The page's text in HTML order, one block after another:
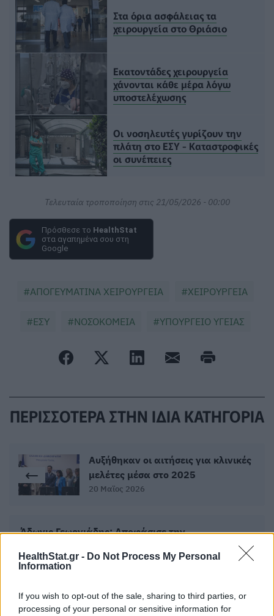
HealthStat.gr - Do Not Process My Personal
Information
If you wish to opt-out of the sale, sharing to third parties, or
processing of your personal or sensitive information for
Στα όρια ασφάλειας τα
χειρουργεία στο Θριάσιο
Εκατοντάδες χειρουργεία
χάνονται κάθε μέρα λόγω
υποστελέχωσης
Οι νοσηλευτές γυρίζουν την
πλάτη στο ΕΣΥ - Καταστροφικές
οι συνέπειες
Τελευταία τροποποίηση στις 21/05/2026 - 00:00
Πρόσθεσε το HealthStat
στα αγαπημένα σου στη
Google
ΑΠΟΓΕΥΜΑΤΙΝΑ ΧΕΙΡΟΥΡΓΕΙΑ ΧΕΙΡΟΥΡΓΕΙΑ
ΕΣΥ ΝΟΣΟΚΟΜΕΙΑ ΥΠΟΥΡΓΕΙΟ ΥΓΕΙΑΣ
ΠΕΡΙΣΣΟΤΕΡΑ ΣΤΗΝ ΙΔΙΑ ΚΑΤΗΓΟΡΙΑ
Αυξήθηκαν οι αιτήσεις για κλινικές
μελέτες μέσα στο 2025
20 Μαϊος 2026
Άδωνις Γεωργιάδης: Αποφάσισε την
μετά από καταγγελία για
21 Μαϊος 2026